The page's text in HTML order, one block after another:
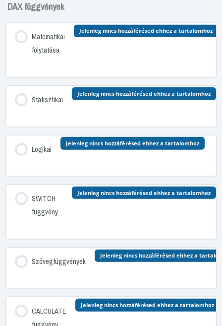
DAX függvények
Matematikai
folytatása
Jelenleg nincs hozzáférésed ehhez a tartalomhoz
Statisztikai
Jelenleg nincs hozzáférésed ehhez a tartalomhoz
Logikai
Jelenleg nincs hozzáférésed ehhez a tartalomhoz
SWITCH
függvény
Jelenleg nincs hozzáférésed ehhez a tartalomhoz
Szövegfüggvények
Jelenleg nincs hozzáférésed ehhez a
CALCULATE
Jelenleg nincs hozzáférésed ehhez a tartalomhoz